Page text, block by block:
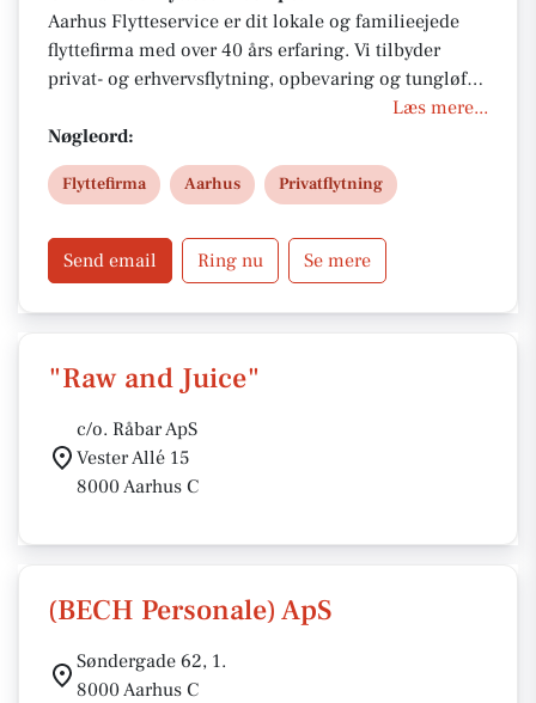
Aarhus Flytteservice er dit lokale og familieejede
flyttefirma med over 40 års erfaring. Vi tilbyder
privat- og erhvervsflytning, opbevaring og tungløft i
Aarhus og hele Jylland. Vores erfarne team sikrer
tryg, effektiv og miljøbevidst flytning med fokus på
kvalitet, service og konkurrencedygtige priser.
Kontakt os i dag for et tilbud.
Læs mere...
Nøgleord:
Flyttefirma Aarhus Privatflytning
Send email Ring nu Se mere
"Raw and Juice"
c/o. Råbar ApS
Vester Allé 15
8000 Aarhus C
(BECH Personale) ApS
Søndergade 62, 1.
8000 Aarhus C